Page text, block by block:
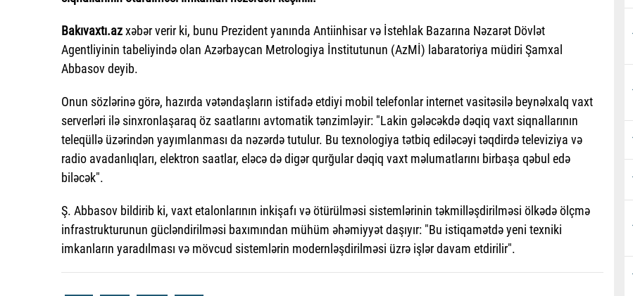
Bakıvaxtı.azxəbər verir ki, bunu Prezident yanında Antiinhisar və İstehlak Bazarına Nəzarət Dövlət
Agentliyinin tabeliyində olan Azərbaycan Metrologiya İnstitutunun (AzMİ) labaratoriya müdiri Şamxal
Abbasov deyib.
Onun sözlərinə görə, hazırda vətəndaşların istifadə etdiyi mobil telefonlar internet vasitəsilə beynəlxalq vaxt
serverləri ilə sinxronlaşaraq öz saatlarını avtomatik tənzimləyir: "Lakin gələcəkdə dəqiq vaxt siqnallarının
teleqüllə üzərindən yayımlanması da nəzərdə tutulur. Bu texnologiya tətbiq ediləcəyi təqdirdə televiziya və
radio avadanlıqları, elektron saatlar, eləcə də digər qurğular dəqiq vaxt məlumatlarını birbaşa qəbul edə
biləcək".
Ş. Abbasov bildirib ki, vaxt etalonlarının inkişafı və ötürülməsi sistemlərinin təkmilləşdirilməsi ölkədə ölçmə
infrastrukturunun gücləndirilməsi baxımından mühüm əhəmiyyət daşıyır: "Bu istiqamətdə yeni texniki
imkanların yaradılması və mövcud sistemlərin modernləşdirilməsi üzrə işlər davam etdirilir".